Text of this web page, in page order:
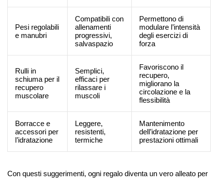
Pesi regolabili
e manubri
Compatibili con
allenamenti
progressivi,
salvaspazio
Permettono di
modulare l’intensità
degli esercizi di
forza
Rulli in
schiuma per il
recupero
muscolare
Semplici,
efficaci per
rilassare i
muscoli
Favoriscono il
recupero,
migliorano la
circolazione e la
flessibilità
Borracce e
accessori per
l’idratazione
Leggere,
resistenti,
termiche
Mantenimento
dell’idratazione per
prestazioni ottimali
Con questi suggerimenti, ogni regalo diventa un vero alleato per